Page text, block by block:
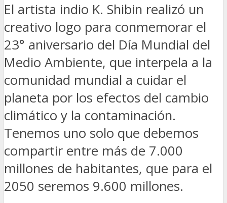
El artista indio K. Shibin realizó un
creativo logo para conmemorar el
23° aniversario del Día Mundial del
Medio Ambiente, que interpela a la
comunidad mundial a cuidar el
planeta por los efectos del cambio
climático y la contaminación.
Tenemos uno solo que debemos
compartir entre más de 7.000
millones de habitantes, que para el
2050 seremos 9.600 millones.